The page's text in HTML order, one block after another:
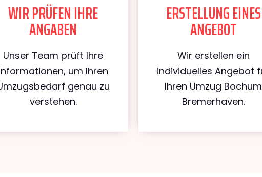
WIR PRÜFEN IHRE
ANGABEN
Unser Team prüft Ihre
um Ihren
genau zu
verstehen.
ERSTELLUNG EINES
ANGEBOT
Wir erstellen ein
individuelles Angebot
Ihren Umzug Bochum
Bremerhaven.